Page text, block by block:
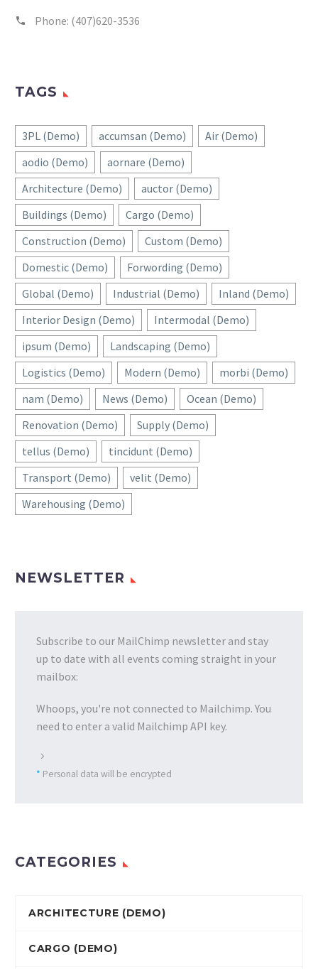
Phone: (407)620-3536
TAGS
3PL (Demo) accumsan (Demo)
Air (Demo)
aodio (Demo)
aornare (Demo)
Architecture (Demo)
auctor (Demo)
Buildings (Demo)
Cargo (Demo)
Construction (Demo)
Custom (Demo)
Domestic (Demo)
Forwording (Demo)
Global (Demo)
Industrial (Demo)
Inland (Demo)
Interior Design (Demo)
Intermodal (Demo)
ipsum (Demo)
Landscaping (Demo)
Logistics (Demo)
Modern (Demo)
morbi (Demo)
nam (Demo)
News (Demo)
Ocean (Demo)
Renovation (Demo)
Supply (Demo)
tellus (Demo)
tincidunt (Demo)
Transport (Demo)
velit (Demo)
Warehousing (Demo)
NEWSLETTER
Subscribe to our MailChimp newsletter and stay
up to date with all events coming straight in your
mailbox:
Whoops, you're not connected to Mailchimp. You
need to enter a valid Mailchimp API key.
* Personal data will be encrypted
CATEGORIES
ARCHITECTURE (DEMO)
CARGO (DEMO)